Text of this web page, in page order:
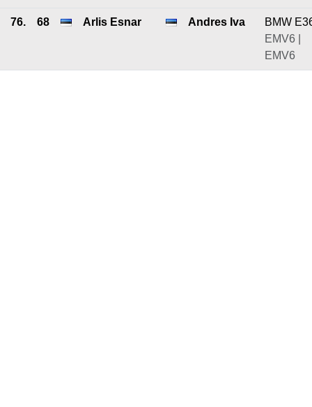
76. 68 Arlis Esnar Andres Iva
BMW
EMV6 |
EMV6